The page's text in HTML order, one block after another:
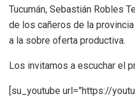
Tucumán, Sebastián Robles
de los cañeros de la
a la sobre oferta productiva.
Los invitamos a escuchar el
[su_youtube url=”https://